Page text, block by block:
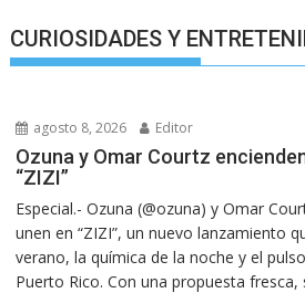
CURIOSIDADES Y
agosto 8, 2026 Editor
Ozuna y Omar Courtz
“ZIZI”
Especial.- Ozuna (@ozuna) y Omar
unen en “ZIZI”, un nuevo lanzamiento
verano, la química de la noche y el
Puerto Rico. Con una propuesta